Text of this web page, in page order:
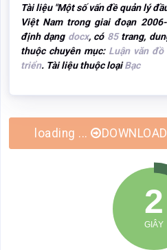
Tài liệu "Một số vấn đề quản lý
Việt Nam trong giai đoạn
định dạng docx, có 85trang,
thuộc chuyên mục: Luận văn đồ
triển. Tài liệu thuộc loạiBạc
loading ...